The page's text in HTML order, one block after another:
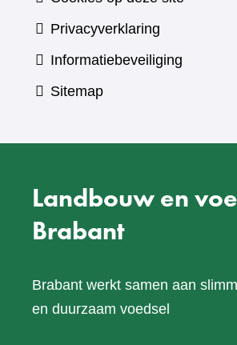
Privacyverklaring
Informatiebeveiliging
Sitemap
Landbouw en
Brabant
Brabant werkt samen aan
en duurzaam voedsel